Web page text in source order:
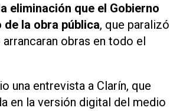
eliminación que el Gobierno
de la obra pública, que paralizó
obras en todo el
una entrevista a Clarín, que
en la versión digital del medio